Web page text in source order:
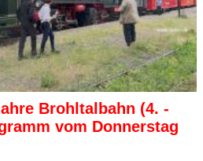
Brohltalbahn (4. -
vom Donnerstag